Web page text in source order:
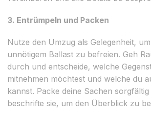
3. Entrümpeln und Packen
Nutze den Umzug als Gelegenheit,
unnötigem Ballast zu befreien. Geh
durch und entscheide, welche
mitnehmen möchtest und welche du
kannst. Packe deine Sachen
beschrifte sie, um den Überblick zu